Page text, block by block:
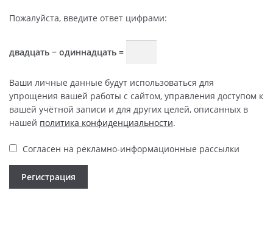
Пожалуйста, введите ответ цифрами:
двадцать − одиннадцать =
Ваши личные данные будут использоваться для
упрощения вашей работы с сайтом, управления доступом к
вашей учётной записи и для других целей, описанных в
нашей политика конфиденциальности.
Согласен на рекламно-информационные рассылки
Регистрация